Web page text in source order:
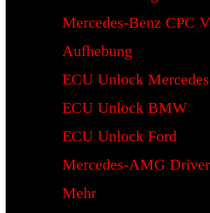
Mercedes-Benz CPC
Aufhebung
ECU Unlock Mercedes
ECU Unlock BMW
ECU Unlock Ford
Mercedes-AMG
Mehr